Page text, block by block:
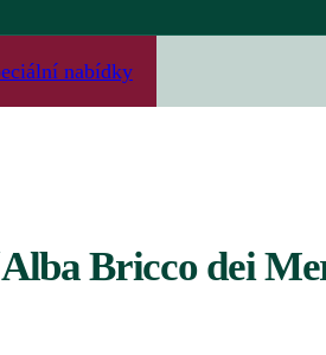
nabídky
Bricco dei